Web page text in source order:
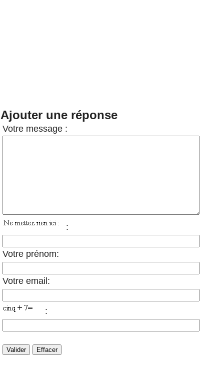
Ajouter une réponse
Votre message :
:
Votre prénom:
Votre email:
: